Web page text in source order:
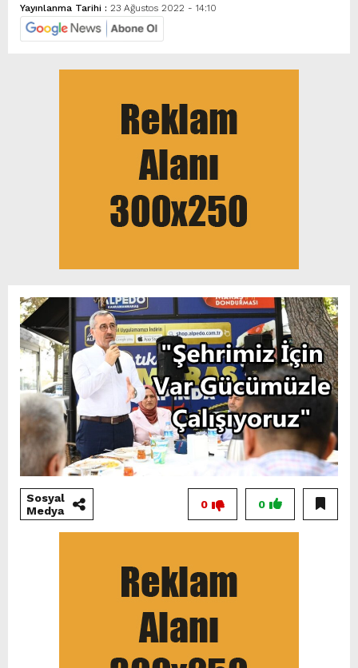
Yayınlanma Tarihi : 23 Ağustos 2022 - 14:10
Sosyal
Medya
0
0